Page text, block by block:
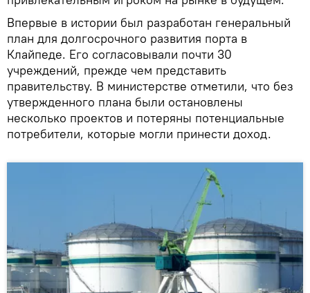
Впервые в истории был разработан генеральный
план для долгосрочного развития порта в
Клайпеде. Его согласовывали почти 30
учреждений, прежде чем представить
правительству. В министерстве отметили, что без
утвержденного плана были остановлены
несколько проектов и потеряны потенциальные
потребители, которые могли принести доход.